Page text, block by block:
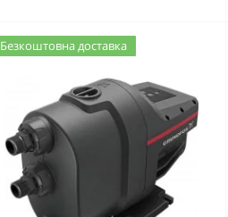
Безкоштовна доставка